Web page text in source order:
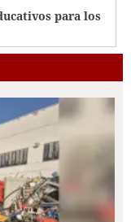
para los